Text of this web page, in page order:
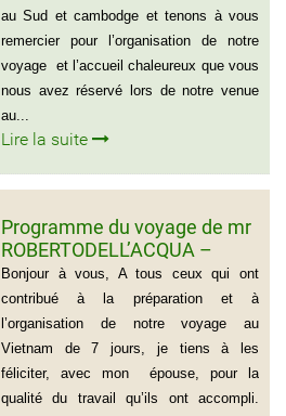
au Sud et cambodge et tenons à vous
remercier pour l’organisation de notre
voyage et l’accueil chaleureux que vous
nous avez réservé lors de notre venue
au...
Lire la suite
Programme du voyage de mr
ROBERTODELL’ACQUA –
ITALIA
Bonjour à vous, A tous ceux qui ont
contribué à la préparation et à
l’organisation de notre voyage au
Vietnam de 7 jours, je tiens à les
féliciter, avec mon épouse, pour la
qualité du travail qu’ils ont accompli.